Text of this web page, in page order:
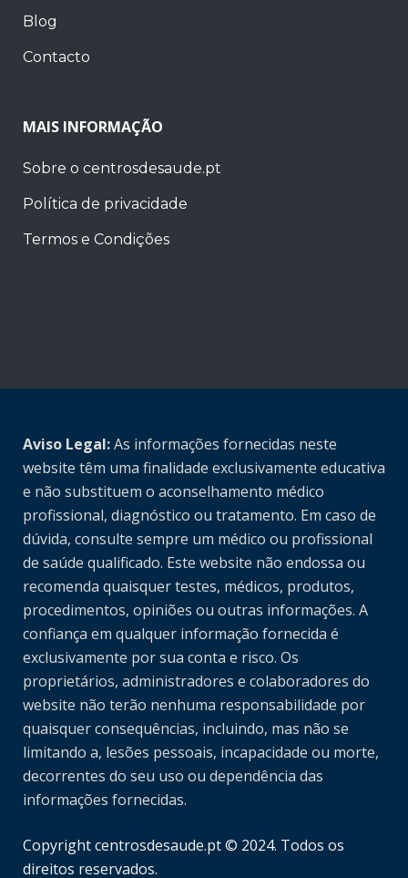
Blog
Contacto
MAIS INFORMAÇÃO
Sobre o centrosdesaude.pt
Política de privacidade
Termos e Condições
Aviso Legal:As informações fornecidas neste
website têm uma finalidade exclusivamente educativa
e não substituem o aconselhamento médico
profissional, diagnóstico ou tratamento. Em caso de
dúvida, consulte sempre um médico ou profissional
de saúde qualificado. Este website não endossa ou
recomenda quaisquer testes, médicos, produtos,
procedimentos, opiniões ou outras informações. A
confiança em qualquer informação fornecida é
exclusivamente por sua conta e risco. Os
proprietários, administradores e colaboradores do
website não terão nenhuma responsabilidade por
quaisquer consequências, incluindo, mas não se
limitando a, lesões pessoais, incapacidade ou morte,
decorrentes do seu uso ou dependência das
informações fornecidas.
Copyright centrosdesaude.pt © 2024. Todos os
direitos reservados.